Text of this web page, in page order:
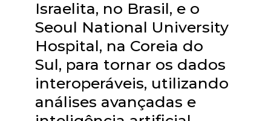
Israelita, no Brasil, e o
Seoul National University
Hospital, na Coreia do
Sul, para tornar os dados
interoperáveis, utilizando
análises avançadas e